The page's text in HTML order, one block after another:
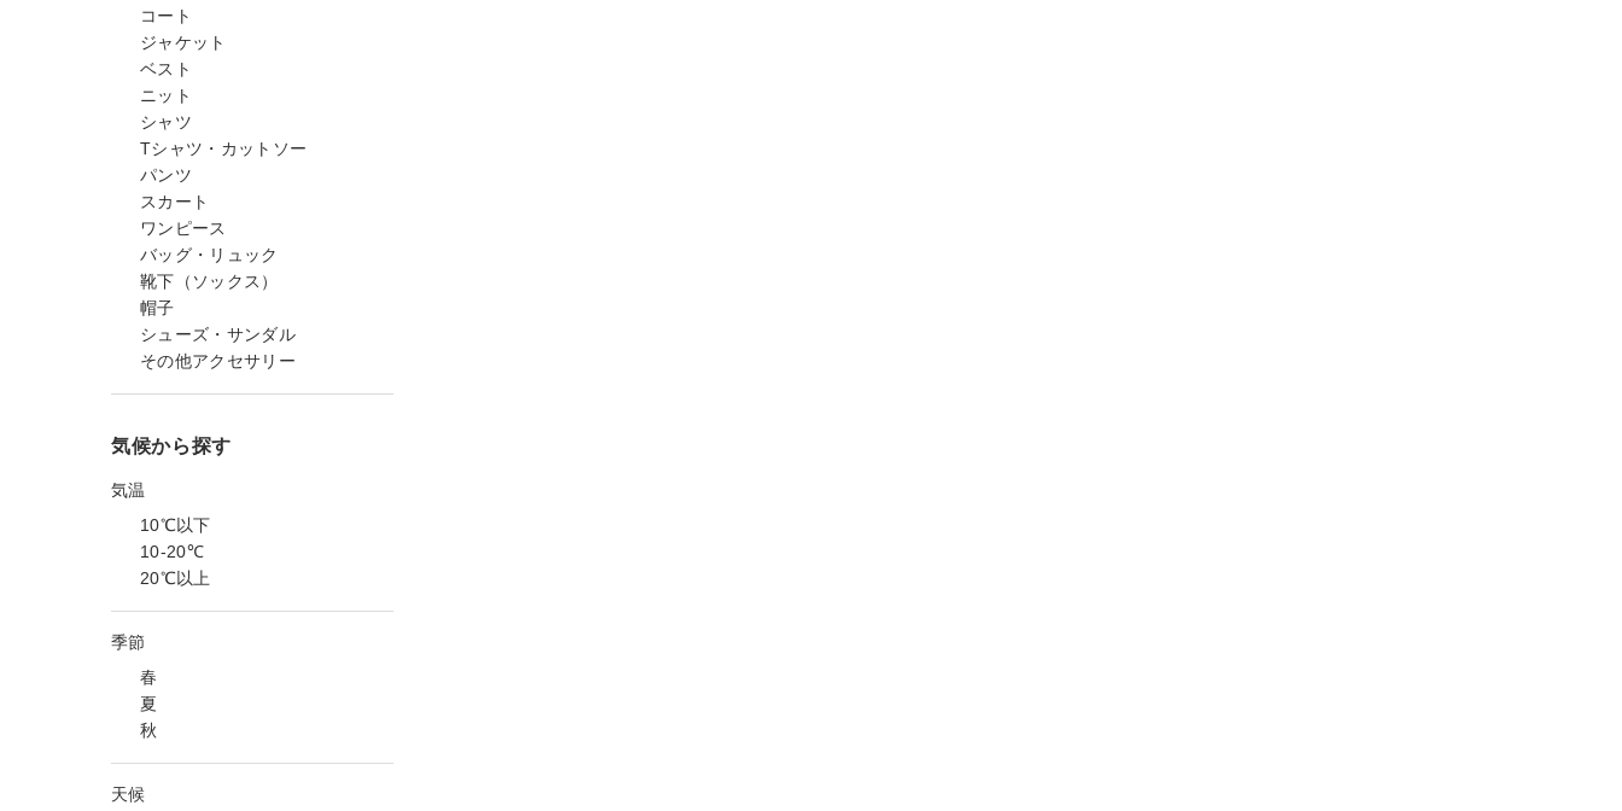
コート
ジャケット
ベスト
ニット
シャツ
Tシャツ・カットソー
パンツ
スカート
ワンピース
バッグ・リュック
靴下（ソックス）
帽子
シューズ・サンダル
その他アクセサリー
気候から探す
気温
10℃以下
10-20℃
20℃以上
季節
春
夏
秋
天候